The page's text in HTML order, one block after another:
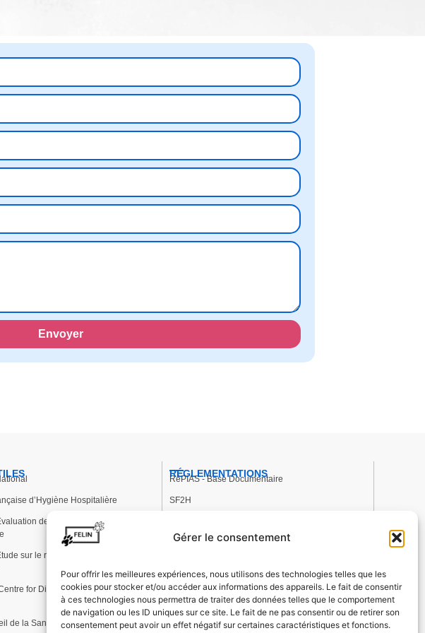
Gérer le consentement
Pour offrir les meilleures expériences, nous utilisons des technologies telles que les
cookies pour stocker et/ou accéder aux informations des appareils. Le fait de consentir
à ces technologies nous permettra de traiter des données telles que le comportement
de navigation ou les ID uniques sur ce site. Le fait de ne pas consentir ou de retirer son
consentement peut avoir un effet négatif sur certaines caractéristiques et fonctions.
Envoyer
d’Hygiène Hospitalière
des Pratiques en Hygiène
sur le risque d’Exposition des
for Disease Prevention and
de la Santé Publique
RÉGLEMENTATIONS
RéPIAS - Base Documentaire
SF2H